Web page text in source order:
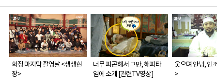
화정 마지막 촬영날 <생생현
장>
너무 피곤해서 그만, 해피타
임에 소개 [관련TV영상]
웃으며 안녕, 인
>